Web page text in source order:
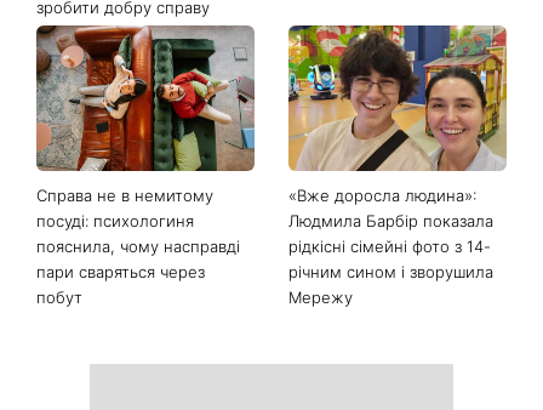
зробити добру справу
Справа не в немитому
посуді: психологиня
пояснила, чому насправді
пари сваряться через
побут
«Вже доросла людина»:
Людмила Барбір показала
рідкісні сімейні фото з 14-
річним сином і зворушила
Мережу